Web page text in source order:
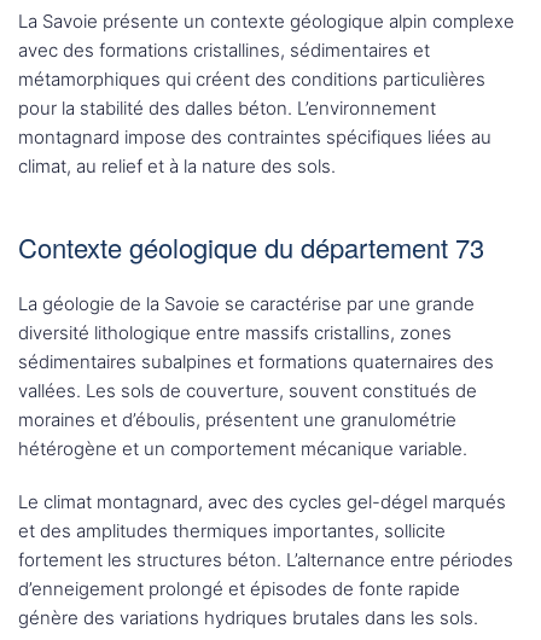
La Savoie présente un contexte géologique alpin complexe
avec des formations cristallines, sédimentaires et
métamorphiques qui créent des conditions particulières
pour la stabilité des dalles béton. L’environnement
montagnard impose des contraintes spécifiques liées au
climat, au relief et à la nature des sols.
Contexte géologique du département 73
La géologie de la Savoie se caractérise par une grande
diversité lithologique entre massifs cristallins, zones
sédimentaires subalpines et formations quaternaires des
vallées. Les sols de couverture, souvent constitués de
moraines et d’éboulis, présentent une granulométrie
hétérogène et un comportement mécanique variable.
Le climat montagnard, avec des cycles gel-dégel marqués
et des amplitudes thermiques importantes, sollicite
fortement les structures béton. L’alternance entre périodes
d’enneigement prolongé et épisodes de fonte rapide
génère des variations hydriques brutales dans les sols.